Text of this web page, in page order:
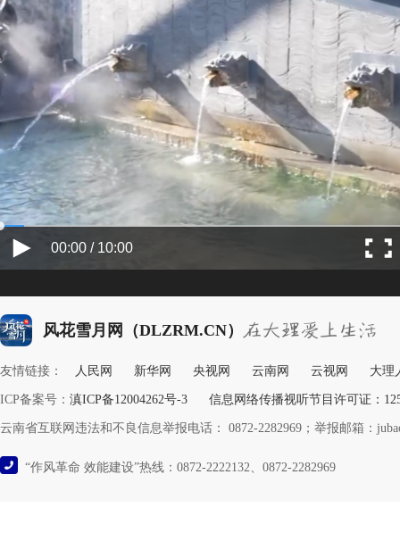
00:00 / 10:00
风花雪月网（DLZRM.CN）
友情链接： 人民网 新华网 央视网 云南网 云视网 大理
ICP备案号： 滇ICP备12004262号-3 信息网络传播视听节目许可证：
云南省互联网违法和不良信息举报电话： 0872-2282969；举报邮箱：
“作风革命 效能建设”热线：0872-2222132、0872-2282969